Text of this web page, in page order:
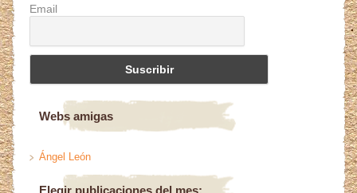
Email
Webs amigas
Ángel León
Elegir publicaciones del mes: